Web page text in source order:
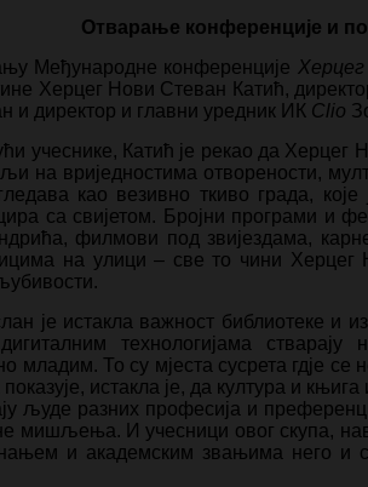
Отварање
Међународне конференције
Херцег Нови Стеван Катић,
и директор и главни уредник ИК Clio
Катић је рекао да Херцег
на вриједностима отворености,
као везивно ткиво града,
са свијетом. Бројни програми и
филмови под звијездама,
на улици – све то чини
истакла важност библиотеке и
технологијама
младим. То су мјеста сусрета гдје се
истакла је, да култура и
људе разних професија и
мишљења. И учесници овог скупа,
и академским звањима него и